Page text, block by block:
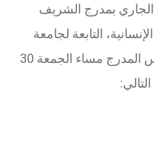
الأربعاء 28 ماي الجاري بمدرج الشريف
التابعة لجامعة
محمد الخامس، وتختتم في نفس المدرج مساء الجمعة 30